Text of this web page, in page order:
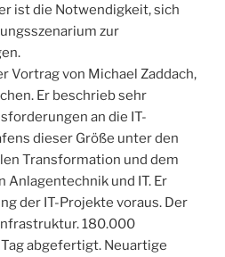
ist die Notwendigkeit, sich
zur
Vortrag von Michael Zaddach,
Er beschrieb sehr
an die IT-
dieser Größe unter den
Transformation und dem
Anlagentechnik und IT. Er
der IT-Projekte voraus. Der
180.000
abgefertigt. Neuartige